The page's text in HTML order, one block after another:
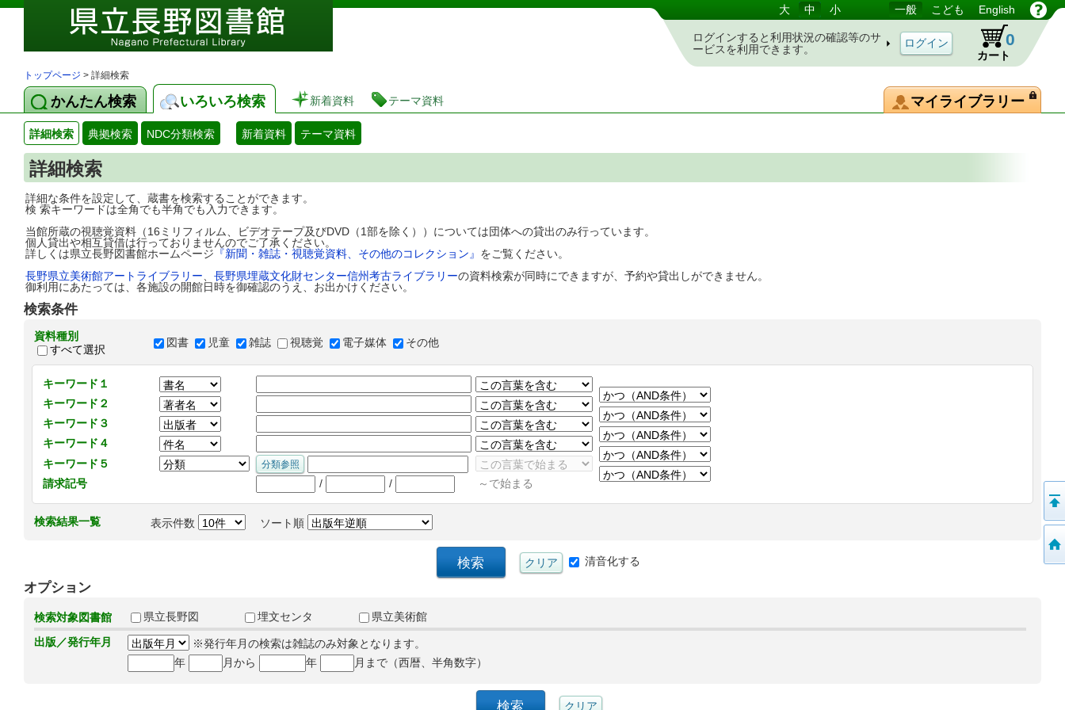
図書館 蔵書検索・予約システム 大 中 小 一般 こども English
ログインすると利用状況の確認等のサ
ービスを利用できます。
カート
0
トップページ > 詳細検索
かんたん検索 いろいろ検索 新着資料 テーマ資料 マイライブラリー
詳細検索 典拠検索 NDC分類検索 新着資料 テーマ資料
詳細検索
詳細な条件を設定して、蔵書を検索することができます。
検 索キーワードは全角でも半角でも入力できます。
当館所蔵の視聴覚資料（16ミリフィルム、ビデオテープ及びDVD（1部を除く））については団体への貸出のみ行っています。
個人貸出や相互貸借は行っておりませんのでご了承ください。
詳しくは県立長野図書館ホームページ 『新聞・雑誌・視聴覚資料、その他のコレクション』 をご覧ください。
長野県立美術館アートライブラリー
長野県埋蔵文化財センター信州考古ライブラリーの資料検索が同時にできますが、予約や貸出しができません。
御利用にあたっては、各施設の開館日時を御確認のうえ、お出かけください。
検索条件
資料種別
すべて選択
図書 児童 雑誌 視聴覚 電子媒体 その他
キーワード１
キーワード２
キーワード３
キーワード４
キーワード５
請求記号
/ / ～で始まる
検索結果一覧 表示件数 ソート順
清音化する
オプション
検索対象図書館 県立長野図 埋文センタ
県立美術館
出版／発行年月
※発行年月の検索は雑誌のみ対象となります。
年
月から 年 月まで（西暦、半角数字）